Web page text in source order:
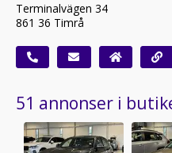
Terminalvägen 34
861 36 Timrå
51 annonser i